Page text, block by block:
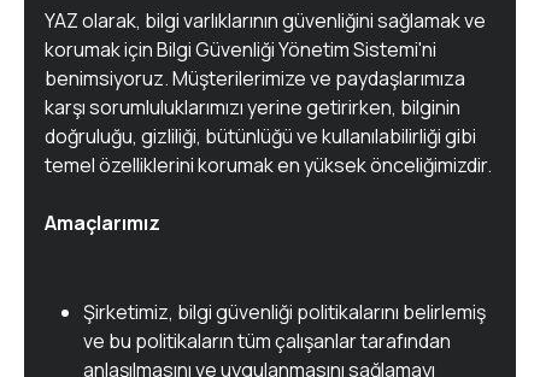
YAZ olarak, bilgi varlıklarının güvenliğini sağlamak ve
korumak için Bilgi Güvenliği Yönetim Sistemi'ni
benimsiyoruz. Müşterilerimize ve paydaşlarımıza
karşı sorumluluklarımızı yerine getirirken, bilginin
doğruluğu, gizliliği, bütünlüğü ve kullanılabilirliği gibi
temel özelliklerini korumak en yüksek önceliğimizdir.
Amaçlarımız
Şirketimiz, bilgi güvenliği politikalarını belirlemiş
ve bu politikaların tüm çalışanlar tarafından
anlaşılmasını ve uygulanmasını sağlamayı